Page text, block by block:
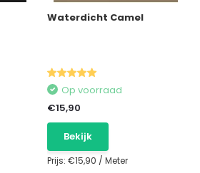
Waterdicht Camel
Op voorraad
€15,90
Bekijk
Prijs: €15,90 / Meter